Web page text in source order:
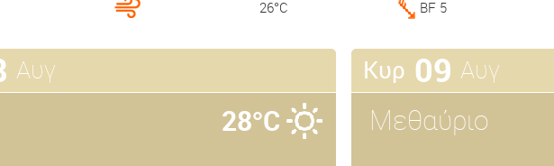
26°C BF 5
Αυγ
28°C
Κυρ 09 Αυγ
Μεθαύριο